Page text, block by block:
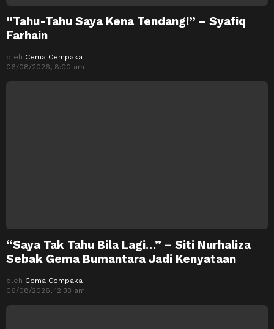
“Tahu-Tahu Saya Kena Tendang!” – Syafiq
Farhain
oleh Cema Cempaka
06/08/2026, 8:00 am
“Saya Tak Tahu Bila Lagi…” – Siti Nurhaliza
Sebak Gema Bumantara Jadi Kenyataan
oleh Cema Cempaka
06/08/2026, 12:33 am